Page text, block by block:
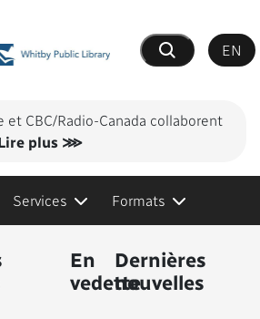
Recherche
EN
CBC/Radio-Canada collaborent
plus ⋙
Services Formats
En
vedette
Dernières
nouvelles